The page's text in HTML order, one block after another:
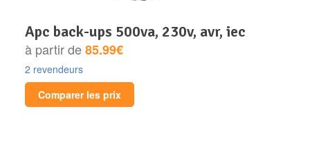
apc back-ups 500va, 230v, avr, iec
à partir de85.99€
2 revendeurs
Comparer les prix